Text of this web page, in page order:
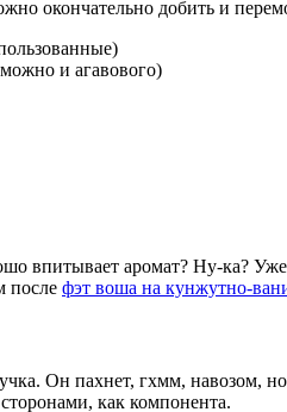
окончательно добить и
и агавового)
впитывает аромат? Ну-ка?
после фэт воша на кунжутно-
Он пахнет, гхмм, навозом,
как компонента.